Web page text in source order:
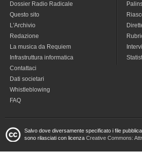
Dossier Radio Radicale
Questo sito
L'Archivio
Redazione
La musica da Requiem
Infrastruttura informatica
Contattaci
Dati societari
Whistleblowing
FAQ
Salvo dove diversamente specificato i file
sono rilasciati con licenza Creative Commons: